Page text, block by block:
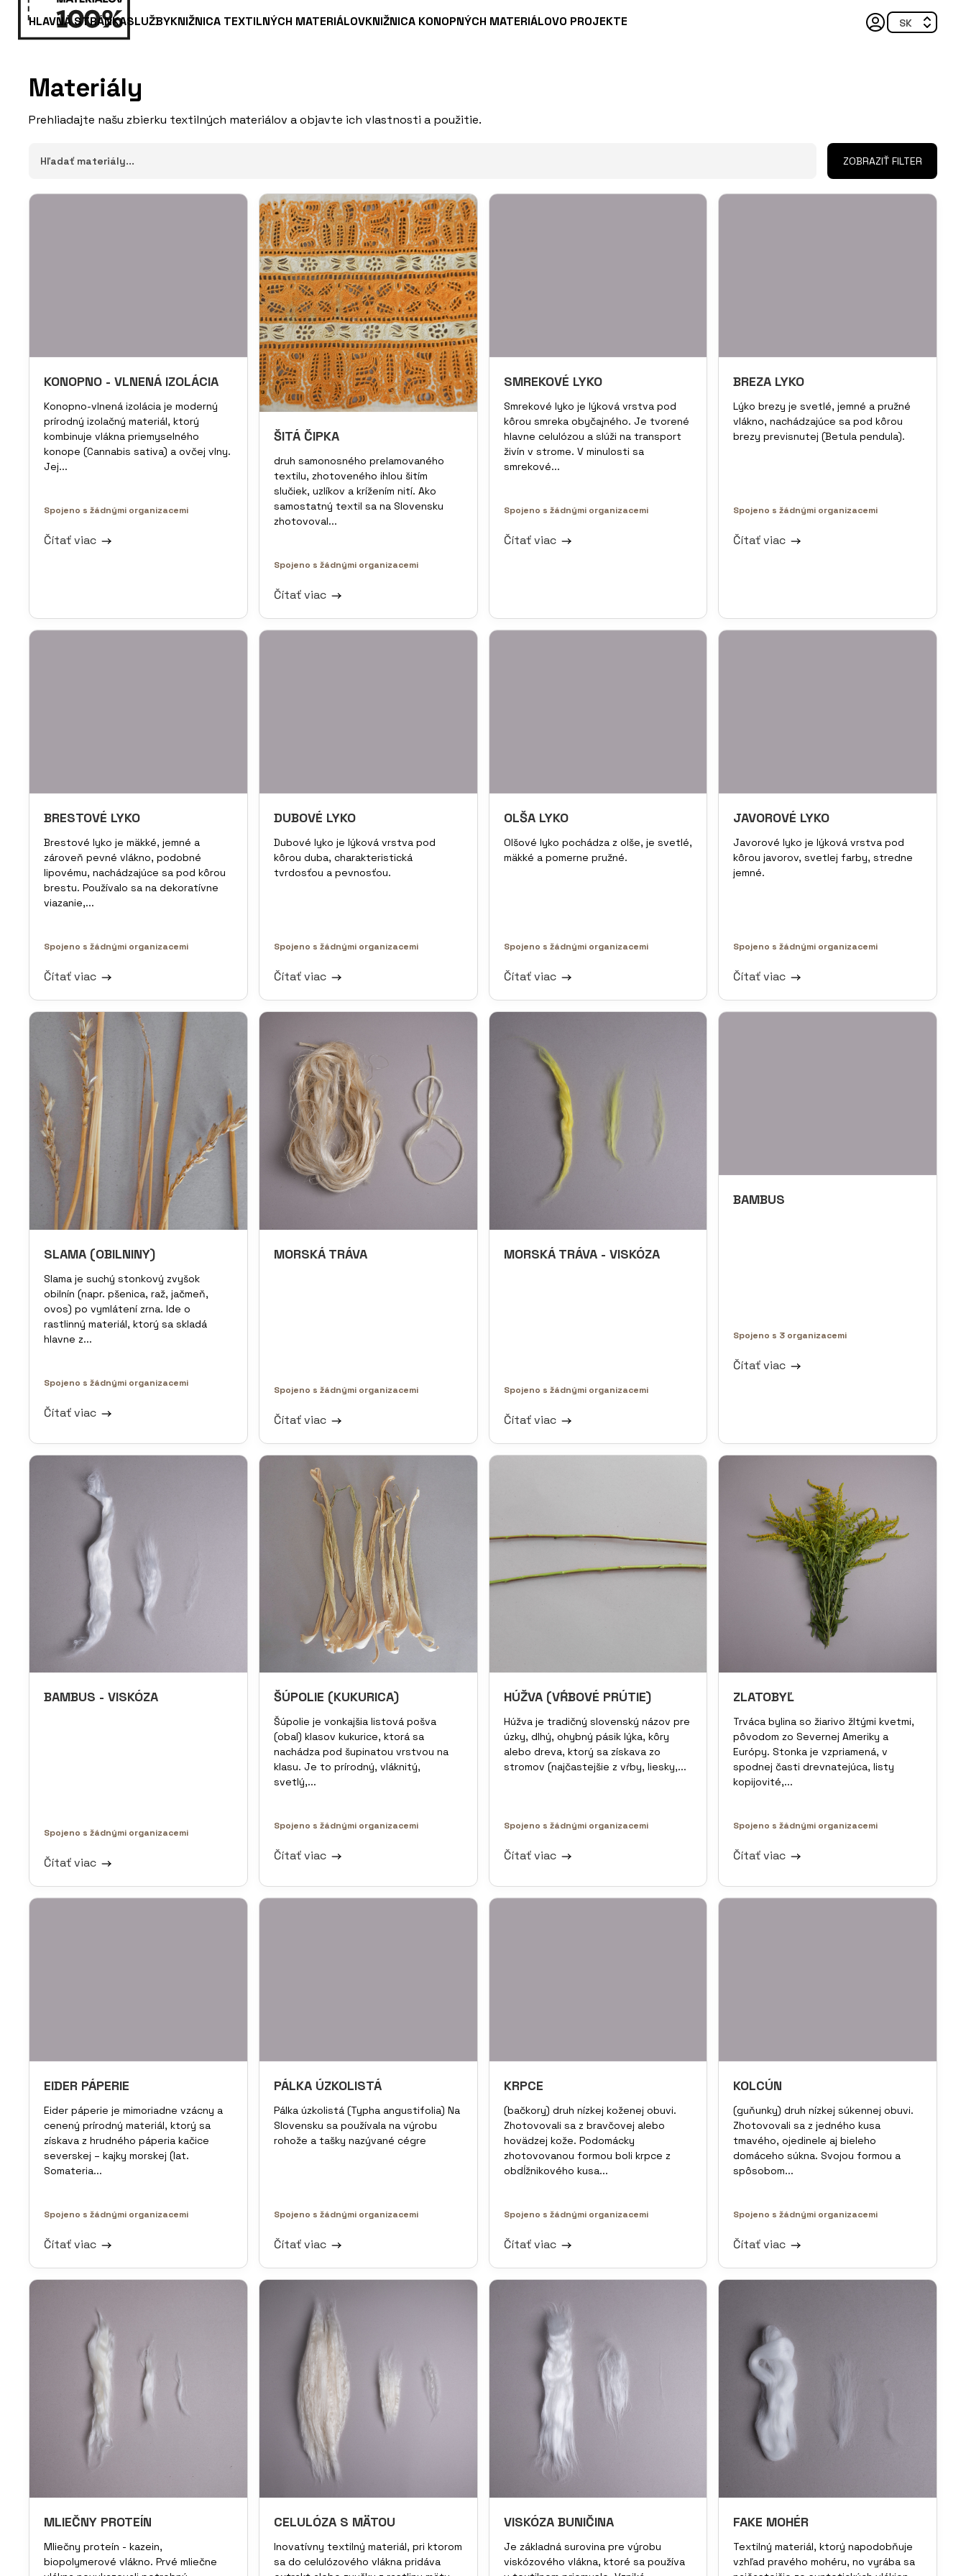
HLAVNÁ STRÁNKASLUŽBYKNIŽNICA TEXTILNÝCH MATERIÁLOVKNIŽNICA KONOPNÝCH MATERIÁLOVO PROJEKTE
Materiály
Prehliadajte našu zbierku textilných materiálov a objavte ich vlastnosti a použitie.
ZOBRAZIŤ FILTER
KONOPNO - VLNENÁ IZOLÁCIA
Konopno-vlnená izolácia je moderný
prírodný izolačný materiál, ktorý
kombinuje vlákna priemyselného
konope (Cannabis sativa) a ovčej vlny.
Jej...
Spojeno s žádnými organizacemi
Čítať viac
ŠITÁ ČIPKA
druh samonosného prelamovaného
textilu, zhotoveného ihlou šitím
slučiek, uzlíkov a krížením nití. Ako
samostatný textil sa na Slovensku
zhotovoval...
Spojeno s žádnými organizacemi
Čítať viac
SMREKOVÉ LYKO
Smrekové lyko je lýková vrstva pod
kôrou smreka obyčajného. Je tvorené
hlavne celulózou a slúži na transport
živín v strome. V minulosti sa
smrekové...
Spojeno s žádnými organizacemi
Čítať viac
BREZA LYKO
Lýko brezy je svetlé, jemné a pružné
vlákno, nachádzajúce sa pod kôrou
brezy previsnutej (Betula pendula).
Spojeno s žádnými organizacemi
Čítať viac
BRESTOVÉ LYKO
Brestové lyko je mäkké, jemné a
zároveň pevné vlákno, podobné
lipovému, nachádzajúce sa pod kôrou
brestu. Používalo sa na dekoratívne
viazanie,...
Spojeno s žádnými organizacemi
Čítať viac
DUBOVÉ LYKO
Dubové lyko je lýková vrstva pod
kôrou duba, charakteristická
tvrdosťou a pevnosťou.
Spojeno s žádnými organizacemi
Čítať viac
OLŠA LYKO
Olšové lyko pochádza z olše, je svetlé,
mäkké a pomerne pružné.
Spojeno s žádnými organizacemi
Čítať viac
JAVOROVÉ LYKO
Javorové lyko je lýková vrstva pod
kôrou javorov, svetlej farby, stredne
jemné.
Spojeno s žádnými organizacemi
Čítať viac
SLAMA (OBILNINY)
Slama je suchý stonkový zvyšok
obilnín (napr. pšenica, raž, jačmeň,
ovos) po vymlátení zrna. Ide o
rastlinný materiál, ktorý sa skladá
hlavne z...
Spojeno s žádnými organizacemi
Čítať viac
MORSKÁ TRÁVA
Spojeno s žádnými organizacemi
Čítať viac
MORSKÁ TRÁVA - VISKÓZA
Spojeno s žádnými organizacemi
Čítať viac
BAMBUS
Spojeno s 3 organizacemi
Čítať viac
BAMBUS - VISKÓZA
Spojeno s žádnými organizacemi
Čítať viac
ŠÚPOLIE (KUKURICA)
Šúpolie je vonkajšia listová pošva
(obal) klasov kukurice, ktorá sa
nachádza pod šupinatou vrstvou na
klasu. Je to prírodný, vláknitý,
svetlý,...
Spojeno s žádnými organizacemi
Čítať viac
HÚŽVA (VŔBOVÉ PRÚTIE)
Húžva je tradičný slovenský názov pre
úzky, dlhý, ohybný pásik lýka, kôry
alebo dreva, ktorý sa získava zo
stromov (najčastejšie z vŕby, liesky,...
Spojeno s žádnými organizacemi
Čítať viac
ZLATOBYĽ
Trváca bylina so žiarivo žltými kvetmi,
pôvodom zo Severnej Ameriky a
Európy. Stonka je vzpriamená, v
spodnej časti drevnatejúca, listy
kopijovité,...
Spojeno s žádnými organizacemi
Čítať viac
EIDER PÁPERIE
Eider páperie je mimoriadne vzácny a
cenený prírodný materiál, ktorý sa
získava z hrudného páperia kačice
severskej – kajky morskej (lat.
Somateria...
Spojeno s žádnými organizacemi
Čítať viac
PÁLKA ÚZKOLISTÁ
Pálka úzkolistá (Typha angustifolia) Na
Slovensku sa používala na výrobu
rohože a tašky nazývané cégre
Spojeno s žádnými organizacemi
Čítať viac
KRPCE
(bačkory) druh nízkej koženej obuvi.
Zhotovovali sa z bravčovej alebo
hovädzej kože. Podomácky
zhotovovanou formou boli krpce z
obdĺžnikového kusa...
Spojeno s žádnými organizacemi
Čítať viac
KOLCÚN
(guňunky) druh nízkej súkennej obuvi.
Zhotovovali sa z jedného kusa
tmavého, ojedinele aj bieleho
domáceho súkna. Svojou formou a
spôsobom...
Spojeno s žádnými organizacemi
Čítať viac
MLIEČNY PROTEÍN
Mliečny proteín - kazein,
biopolymerové vlákno. Prvé mliečne
CELULÓZA S MÄTOU
Inovatívny textilný materiál, pri ktorom
sa do celulózového vlákna pridáva
VISKÓZA BUNIČINA
Je základná surovina pre výrobu
viskózového vlákna, ktoré sa používa
FAKE MOHÉR
Textilný materiál, ktorý napodobňuje
vzhľad pravého mohéru, no vyrába sa